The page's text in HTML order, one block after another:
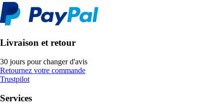
Livraison et retour
30 jours pour changer d'avis
Retournez votre commande
Trustpilot
Services